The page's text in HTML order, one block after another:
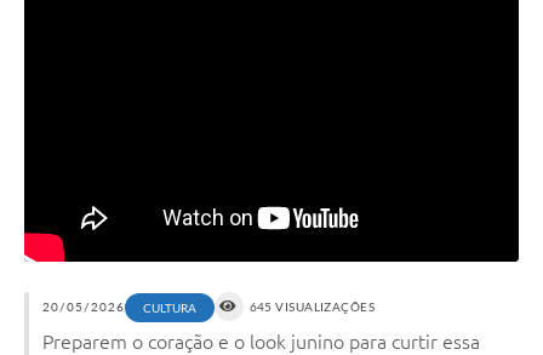
20/05/2026 CULTURA 645 VISUALIZAÇÕES
Preparem o coração e o look junino para curtir essa